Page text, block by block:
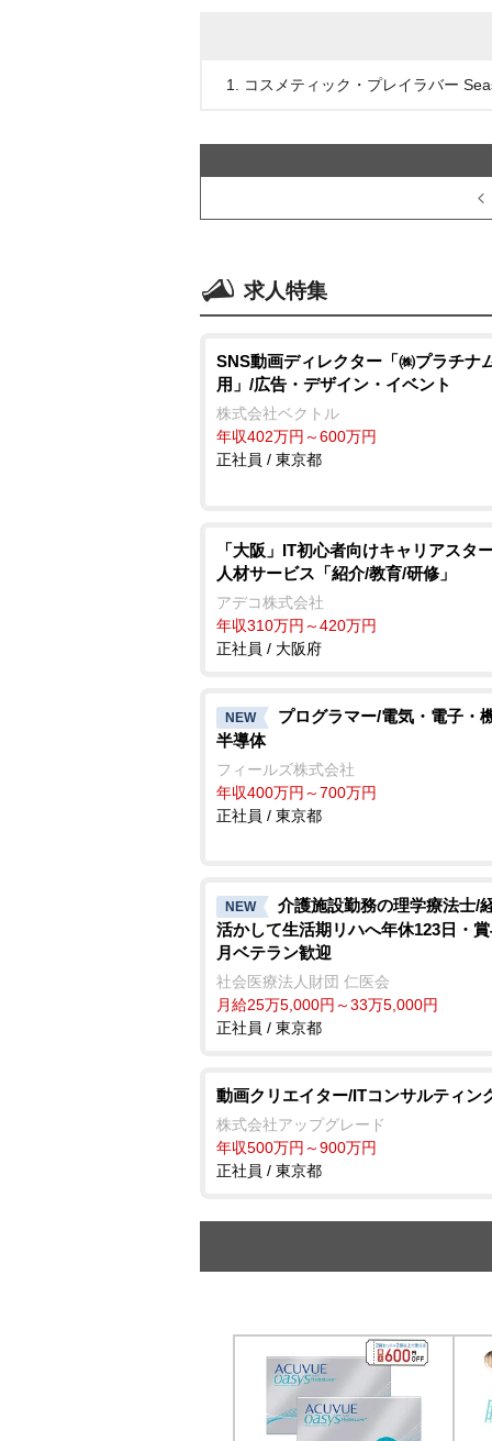
1. コスメティック・プレイラバー
求人特集
SNS動画ディレクター「㈱プラチナ
用」/広告・デザイン・イベント
株式会社ベクトル
年収402万円～600万円
正社員 / 東京都
「大阪」IT初心者向けキャリアスタ
人材サービス「紹介/教育/研修」
アデコ株式会社
年収310万円～420万円
正社員 / 大阪府
NEW
プログラマー/電気・電子・
半導体
フィールズ株式会社
年収400万円～700万円
正社員 / 東京都
NEW
介護施設勤務の理学療法士/
活かして生活期リハへ年休123日・
月ベテラン歓迎
社会医療法人財団 仁医会
月給25万5,000円～33万5,000円
正社員 / 東京都
動画クリエイター/ITコンサルティン
株式会社アップグレード
年収500万円～900万円
正社員 / 東京都